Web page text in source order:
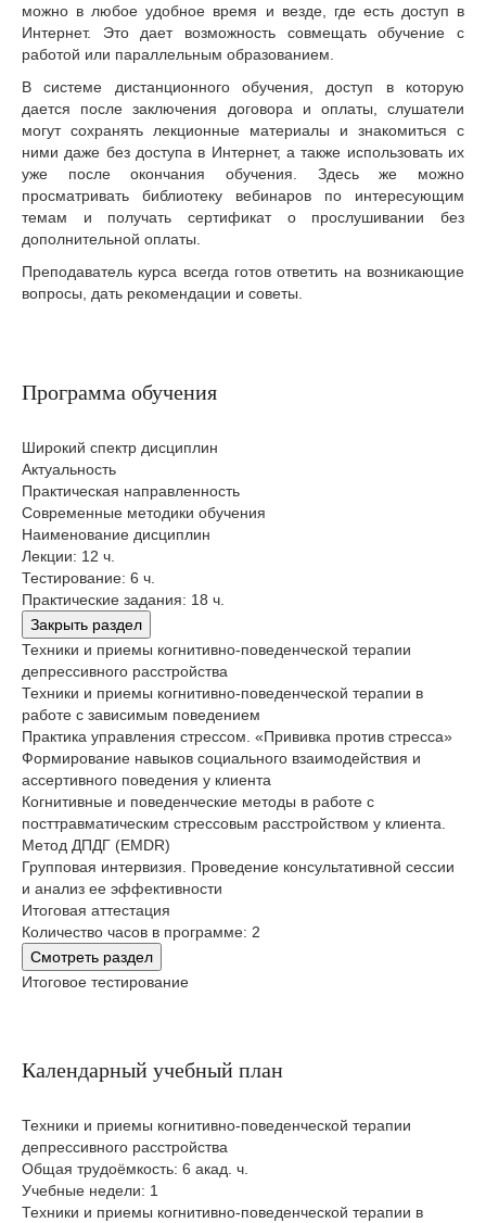
можно в любое удобное время и везде, где есть доступ в
Интернет. Это дает возможность совмещать обучение с
работой или параллельным образованием.
В системе дистанционного обучения, доступ в которую
дается после заключения договора и оплаты, слушатели
могут сохранять лекционные материалы и знакомиться с
ними даже без доступа в Интернет, а также использовать их
уже после окончания обучения. Здесь же можно
просматривать библиотеку вебинаров по интересующим
темам и получать сертификат о прослушивании без
дополнительной оплаты.
Преподаватель курса всегда готов ответить на возникающие
вопросы, дать рекомендации и советы.
Программа обучения
Широкий спектр дисциплин
Актуальность
Практическая направленность
Современные методики обучения
Наименование дисциплин
Лекции: 12 ч.
Тестирование: 6 ч.
Практические задания: 18 ч.
Закрыть раздел
Техники и приемы когнитивно-поведенческой терапии
депрессивного расстройства
Техники и приемы когнитивно-поведенческой терапии в
работе с зависимым поведением
Практика управления стрессом. «Прививка против стресса»
Формирование навыков социального взаимодействия и
ассертивного поведения у клиента
Когнитивные и поведенческие методы в работе с
посттравматическим стрессовым расстройством у клиента.
Метод ДПДГ (EMDR)
Групповая интервизия. Проведение консультативной сессии
и анализ ее эффективности
Итоговая аттестация
Количество часов в программе: 2
Смотреть раздел
Итоговое тестирование
Календарный учебный план
Техники и приемы когнитивно-поведенческой терапии
депрессивного расстройства
Общая трудоёмкость: 6 акад. ч.
Учебные недели: 1
Техники и приемы когнитивно-поведенческой терапии в